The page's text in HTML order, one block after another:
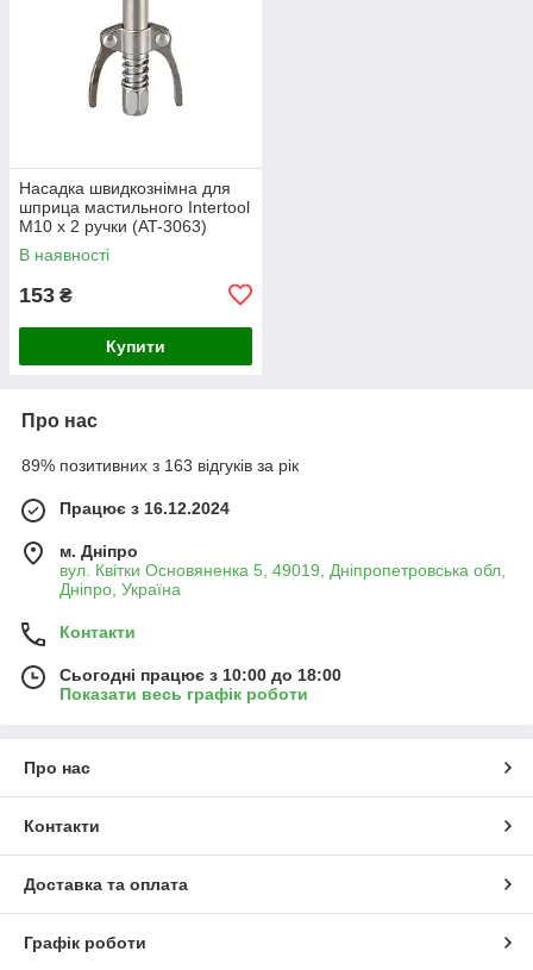
Насадка швидкознімна для
шприца мастильного Intertool
M10 x 2 ручки (AT-3063)
В наявності
153 ₴
Купити
Про нас
89% позитивних з 163 відгуків за рік
Працює з 16.12.2024
м. Дніпро
вул. Квітки Основяненка 5, 49019, Дніпропетровська обл,
Дніпро, Україна
Контакти
Сьогодні працює з 10:00 до 18:00
Показати весь графік роботи
Про нас
Контакти
Доставка та оплата
Графік роботи